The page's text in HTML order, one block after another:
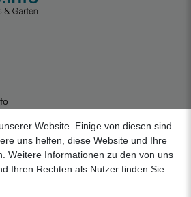
Website. Einige von diesen sind
uns helfen, diese Website und Ihre
Weitere Informationen zu den von uns
Ihren Rechten als Nutzer finden Sie